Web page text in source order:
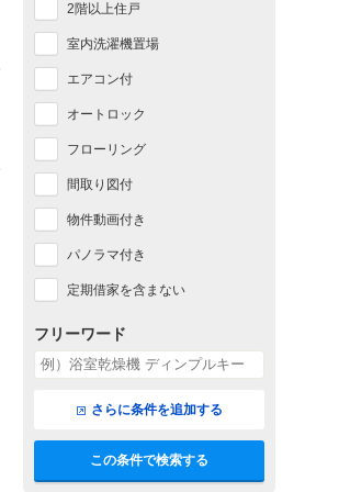
2階以上住戸
室内洗濯機置場
エアコン付
オートロック
フローリング
間取り図付
物件動画付き
パノラマ付き
定期借家を含まない
フリーワード
さらに条件を追加する
この条件で検索する